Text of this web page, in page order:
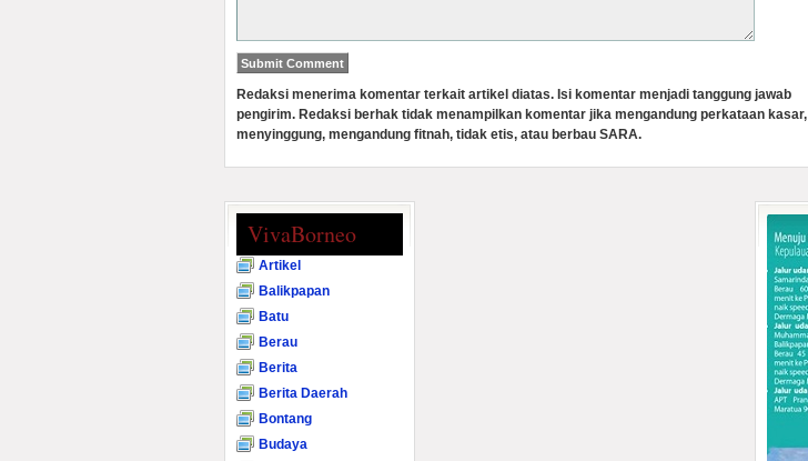
Redaksi menerima komentar terkait artikel diatas. Isi komentar menjadi tanggung jawab
pengirim. Redaksi berhak tidak menampilkan komentar jika mengandung perkataan kasar,
menyinggung, mengandung fitnah, tidak etis, atau berbau SARA.
VivaBorneo
Artikel
Balikpapan
Batu
Berau
Berita
Berita Daerah
Bontang
Budaya